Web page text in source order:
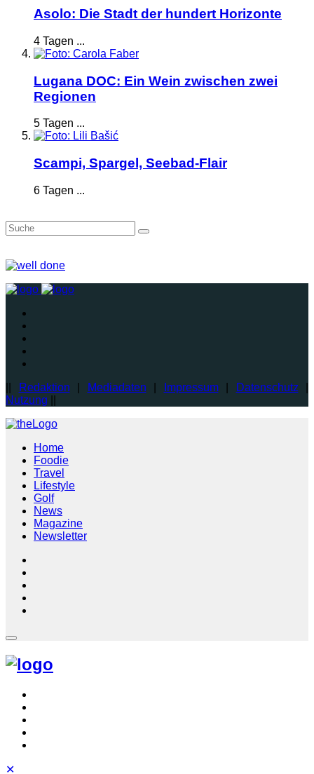
Asolo: Die Stadt der hundert Horizonte
4 Tagen ...
Lugana DOC: Ein Wein zwischen zwei
Regionen
5 Tagen ...
Scampi, Spargel, Seebad-Flair
6 Tagen ...
Redaktion Mediadaten Impressum| Datenschutz
Nutzung
Home
Foodie
Travel
Lifestyle
Golf
News
Magazine
Newsletter
✕